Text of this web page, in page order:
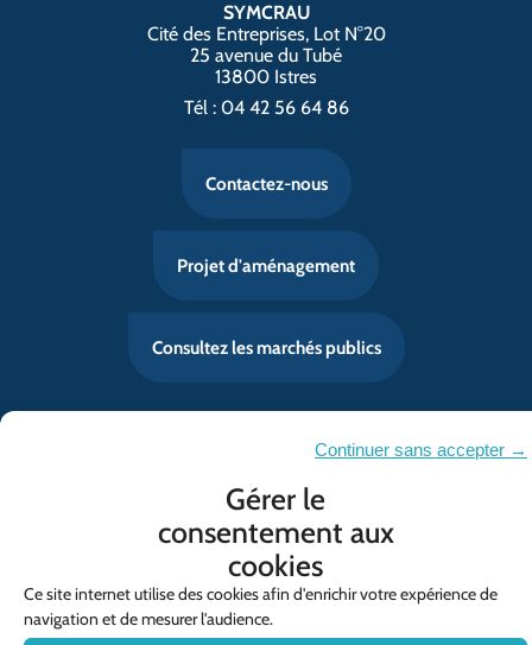
Gérer le
consentement aux
cookies
Ce site internet utilise des cookies afin d'enrichir votre expérience de
navigation et de mesurer l'audience.
Continuer sans accepter →
SYMCRAU
Cité des Entreprises, Lot N°20
25 avenue du Tubé
13800 Istres
Tél : 04 42 56 64 86
Contactez-nous
Projet d'aménagement
Consultez les marchés publics
Mentions légales
Politique de cookies (UE)
© SYMCRAU